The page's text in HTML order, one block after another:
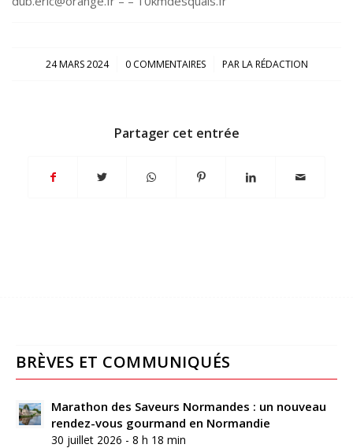
24 MARS 2024
/ 0 COMMENTAIRES
/ PARLA RÉDACTION
Partager cet entrée
BRÈVES ET COMMUNIQUÉS
Marathon des Saveurs Normandes : un nouveau
rendez-vous gourmand en Normandie
30 juillet 2026 - 8 h 18 min